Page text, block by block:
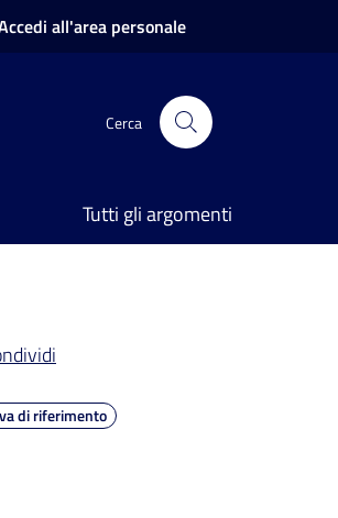
all'area personale
Cerca
Tutti gli argomenti
di riferimento